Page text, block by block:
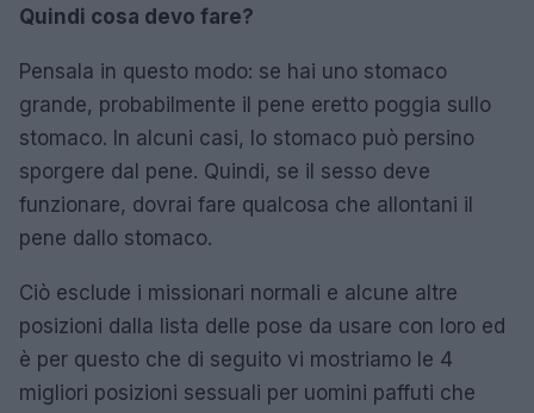
Quindi cosa devo fare?
Pensala in questo modo: se hai uno stomaco
grande, probabilmente il pene eretto poggia sullo
stomaco. In alcuni casi, lo stomaco può persino
sporgere dal pene. Quindi, se il sesso deve
funzionare, dovrai fare qualcosa che allontani il
pene dallo stomaco.
Ciò esclude i missionari normali e alcune altre
posizioni dalla lista delle pose da usare con loro ed
è per questo che di seguito vi mostriamo le 4
migliori posizioni sessuali per uomini paffuti che